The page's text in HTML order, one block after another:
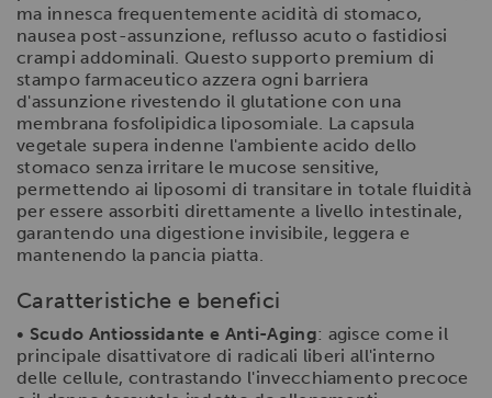
ma innesca frequentemente acidità di stomaco,
nausea post-assunzione, reflusso acuto o fastidiosi
crampi addominali. Questo supporto premium di
stampo farmaceutico azzera ogni barriera
d'assunzione rivestendo il glutatione con una
membrana fosfolipidica liposomiale. La capsula
vegetale supera indenne l'ambiente acido dello
stomaco senza irritare le mucose sensitive,
permettendo ai liposomi di transitare in totale fluidità
per essere assorbiti direttamente a livello intestinale,
garantendo una digestione invisibile, leggera e
mantenendo la pancia piatta.
Caratteristiche e benefici
• Scudo Antiossidante e Anti-Aging: agisce come il
principale disattivatore di radicali liberi all'interno
delle cellule, contrastando l'invecchiamento precoce